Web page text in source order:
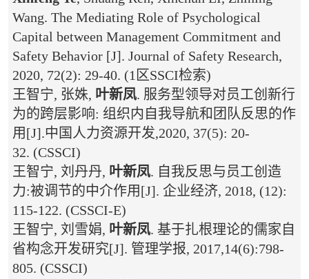
Wang. The Mediating Role of Psychological
Capital between Management Commitment and
Safety Behavior [J]. Journal of Safety Research,
2020, 72(2): 29-40. (1区SSCI检索)
王智宁, 张姝, 叶新凤. 服务型领导对员工创新行
为的跨层影响: 组织内自我导航和团队反思的作
用[J].中国人力资源开发,2020, 37(5): 20-
32. (CSSCI)
王智宁, 刘丹丹, 叶新凤. 自我反思与员工创造
力:被调节的中介作用[J]. 企业经济, 2018, (12):
115-122. (CSSCI-E)
王智宁, 刘雪娟, 叶新凤. 基于扎根理论的儒家自
省构念开发研究[J]. 管理学报, 2017,14(6):798-
805. (CSSCI)